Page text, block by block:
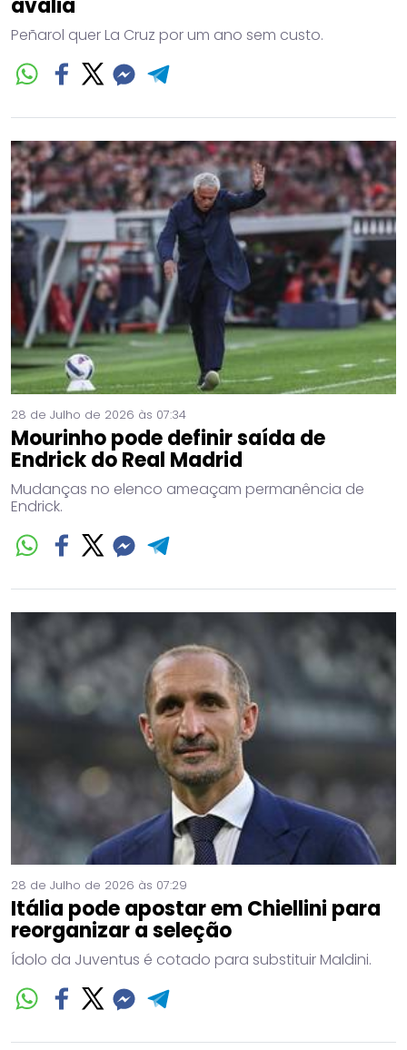
Peñarol quer La Cruz por um ano sem custo.
28 de Julho de 2026 às 07:34
Mourinho pode definir saída de
Endrick do Real Madrid
Mudanças no elenco ameaçam permanência de
Endrick.
28 de Julho de 2026 às 07:29
Itália pode apostar em Chiellini para
reorganizar a seleção
Ídolo da Juventus é cotado para substituir Maldini.